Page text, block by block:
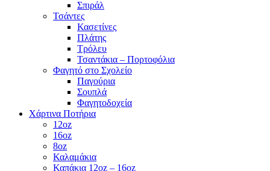
Σπιράλ
Τσάντες
Κασετίνες
Πλάτης
Τρόλευ
Τσαντάκια – Πορτοφόλια
Φαγητό στο Σχολείο
Παγούρια
Σουπλά
Φαγητοδοχεία
Χάρτινα Ποτήρια
12oz
16oz
8oz
Καλαμάκια
Καπάκια 12oz – 16oz